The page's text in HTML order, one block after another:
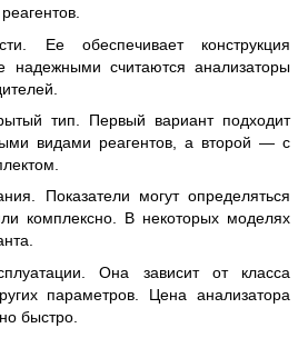
Ее обеспечивает конструкция
надежными считаются анализаторы
тип. Первый вариант подходит
видами реагентов, а второй — с
Показатели могут определяться
комплексно. В некоторых моделях
Она зависит от класса
параметров. Цена анализатора
быстро.